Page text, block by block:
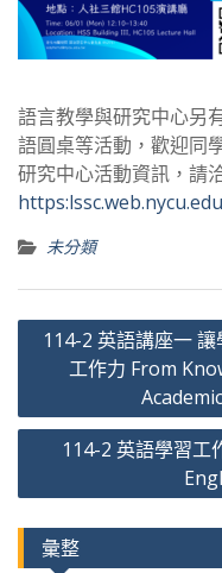
語言教學與研究中心另
語圓桌等活動，歡迎同
研究中心活動資訊，請
未分類
文
覽
114-2 英語講座一
工作力 From
114-2 英語學習工
彙整